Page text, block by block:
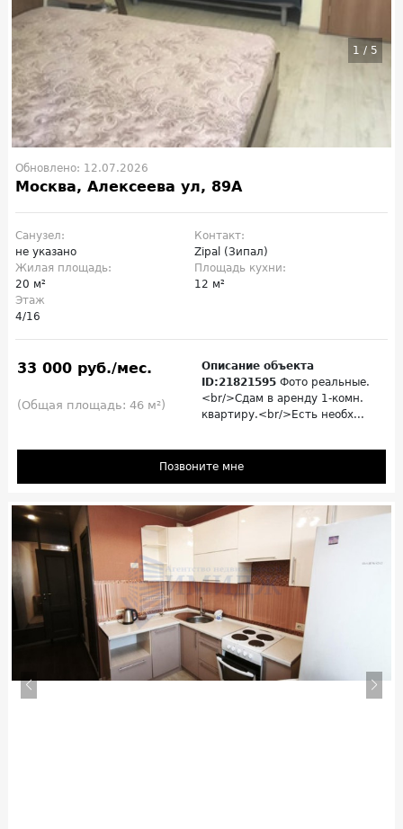
1 / 5
Обновлено: 12.07.2026
Москва, Алексеева ул, 89А
Санузел:
не указано
Контакт:
Zipal (Зипал)
Жилая площадь:
20 м²
Площадь кухни:
12 м²
Этаж
4/16
33 000 руб./мес.
(Общая площадь: 46 м²)
Описание объекта
ID:21821595 Фото реальные.
<br/>Сдам в аренду 1-комн.
квартиру.<br/>Есть необх...
Позвоните мне